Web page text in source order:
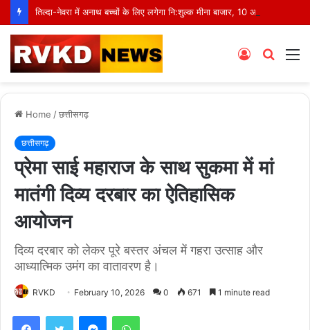
Search
Log
Home /छत्तीसगढ़
छत्तीसगढ़
प्रेमा साई महाराज के साथ सुकमा में मां
मातंगी दिव्य दरबार का ऐतिहासिक
आयोजन
दिव्य दरबार को लेकर पूरे बस्तर अंचल में गहरा उत्साह और
आध्यात्मिक उमंग का वातावरण है।
RVKD February 10, 2026 0 671 1 minute read
FacebookTwitter MessengerWhatsApp